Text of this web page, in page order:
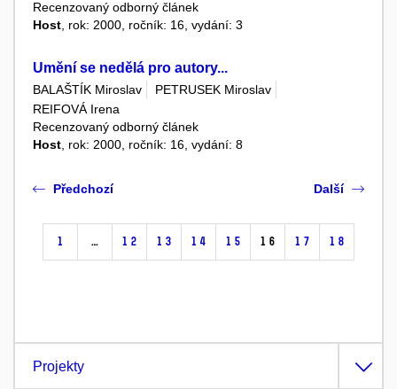
Recenzovaný odborný článek
Host , rok: 2000, ročník: 16, vydání: 3
Umění se nedělá pro autory...
BALAŠTÍK Miroslav
PETRUSEK Miroslav
REIFOVÁ Irena
Recenzovaný odborný článek
Host , rok: 2000, ročník: 16, vydání: 8
Předchozí
1 … 12 13 14 15 16 17 18
Další
Projekty